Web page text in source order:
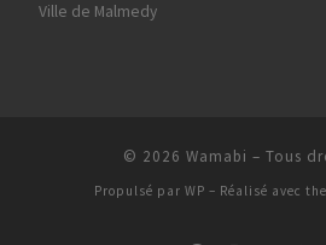
Ville de Malmedy
© 2026 Wamabi – Tous
Propulsé par WP – Réalisé avec the